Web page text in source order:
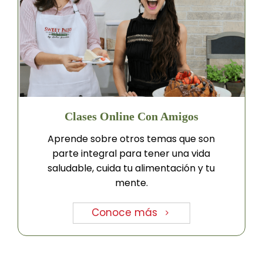
Clases Online Con Amigos
Aprende sobre otros temas que son
parte integral para tener una vida
saludable, cuida tu alimentación y tu
mente.
Conoce más